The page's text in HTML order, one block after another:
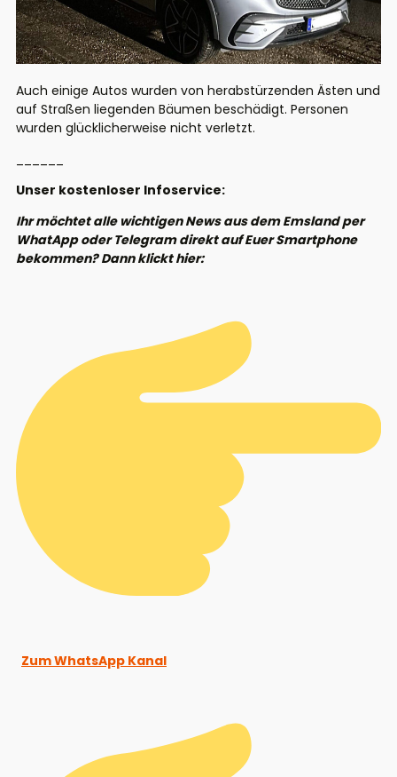
Auch einige Autos wurden von herabstürzenden Ästen und
auf Straßen liegenden Bäumen beschädigt. Personen
wurden glücklicherweise nicht verletzt.
Unser kostenloser Infoservice:
Ihr möchtet alle wichtigen News aus dem Emsland per
WhatApp oder Telegram direkt auf Euer Smartphone
bekommen? Dann klickt hier:
Zum WhatsApp Kanal